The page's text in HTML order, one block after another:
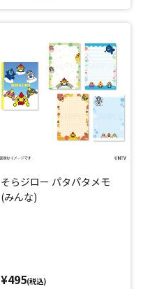
そらジロー パタパタメモ
(みんな)
¥495(税込)